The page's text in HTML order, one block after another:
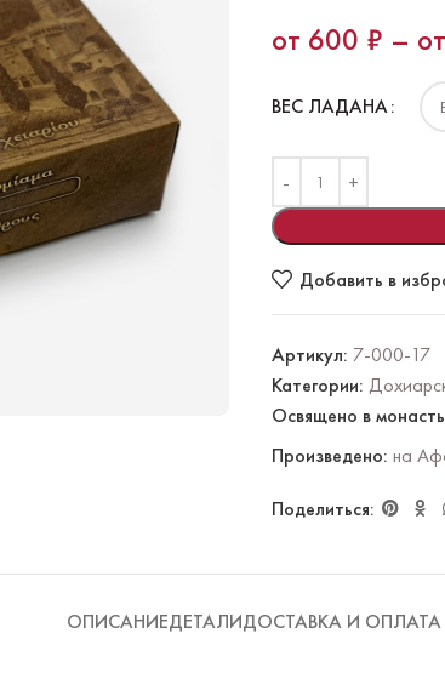
600 ₽ –
ВЕС ЛАДАНА
Добавить в
Артикул: 7-000-17
Категории:
Освящено в
Произведено: на
Поделиться:
ОПИСАНИЕДЕТАЛИДОСТАВКА И ОПЛАТА